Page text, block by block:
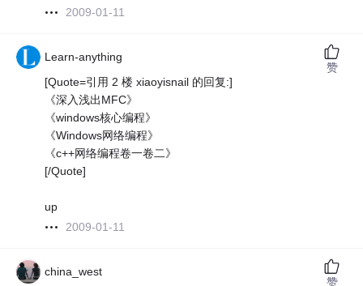
2009-01-11
Learn-anything
[Quote=引用 2 楼 xiaoyisnail 的回复:]
《深入浅出MFC》
《windows核心编程》
《Windows网络编程》
《c++网络编程卷一卷二》
[/Quote]
up
2009-01-11
赞
china_west
赞